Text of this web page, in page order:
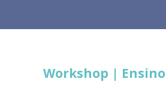
Workshop |